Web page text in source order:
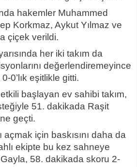
hakemler Muhammed
Korkmaz, Aykut Yılmaz ve
çiçek verildi.
her iki takım da
değerlendiremeyince
0’lık eşitlikle gitti.
başlayan ev sahibi takım,
51. dakikada Raşit
geçti.
için baskısını daha da
ekipte bu kez sahneye
Gayla, 58. dakikada skoru 2-